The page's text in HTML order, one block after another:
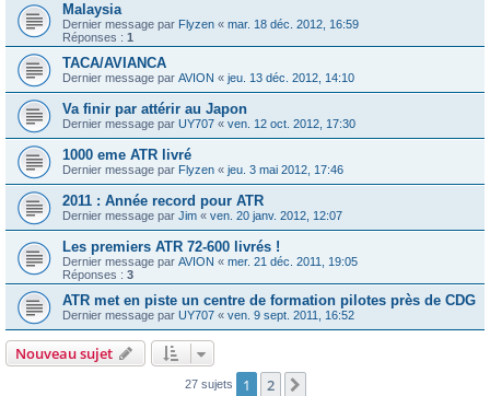
Malaysia
Dernier message par Flyzen « mar. 18 déc. 2012, 16:59
Réponses : 1
TACA/AVIANCA
Dernier message par AVION « jeu. 13 déc. 2012, 14:10
Va finir par attérir au Japon
Dernier message par UY707 « ven. 12 oct. 2012, 17:30
1000 eme ATR livré
Dernier message par Flyzen « jeu. 3 mai 2012, 17:46
2011 : Année record pour ATR
Dernier message par Jim « ven. 20 janv. 2012, 12:07
Les premiers ATR 72-600 livrés !
Dernier message par AVION « mer. 21 déc. 2011, 19:05
Réponses : 3
ATR met en piste un centre de formation pilotes près de CDG
Dernier message par UY707 « ven. 9 sept. 2011, 16:52
Nouveau sujet
27 sujets 1 2